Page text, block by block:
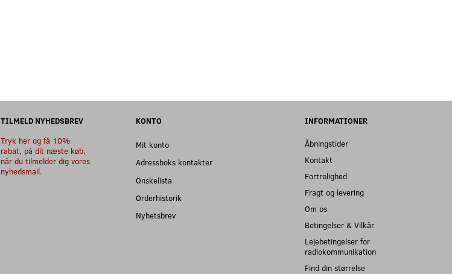
TILMELD NYHEDSBREV
Tryk her og få 10%
rabat, på dit næste køb,
når du tilmelder dig vores
nyhedsmail.
KONTO
Mit konto
Adressboks kontakter
Önskelista
Orderhistorik
Nyhetsbrev
INFORMATIONER
Åbningstider
Kontakt
Fortrolighed
Fragt og levering
Om os
Betingelser & Vilkår
Lejebetingelser for
radiokommunikation
Find din størrelse